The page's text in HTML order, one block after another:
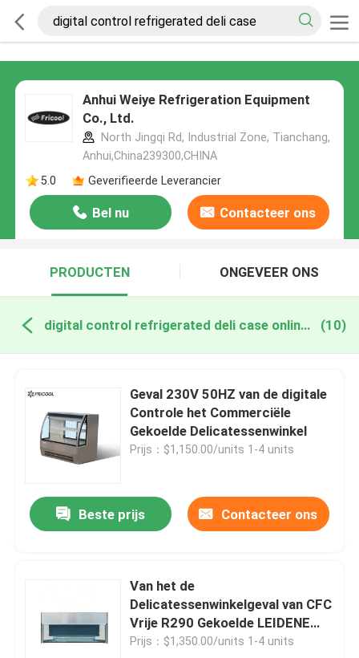
Anhui Weiye Refrigeration Equipment
Co., Ltd.
North Jingqi Rd, Industrial Zone, Tianchang,
Anhui,China239300,CHINA
5.0
Geverifieerde Leverancier
Bel nu Contacteer ons
PRODUCTEN ONGEVEER ONS
digital control refrigerated deli case online fabricage (10)
Geval 230V 50HZ van de digitale
Controle het Commerciële
Gekoelde Delicatessenwinkel
Prijs：$1,150.00/units 1-4 units
Beste prijs Contacteer ons
Van het de
Delicatessenwinkelgeval van CFC
Vrije R290 Gekoelde LEIDENE
van de de Bakkerijshowcase
Prijs：$1,350.00/units 1-4 units